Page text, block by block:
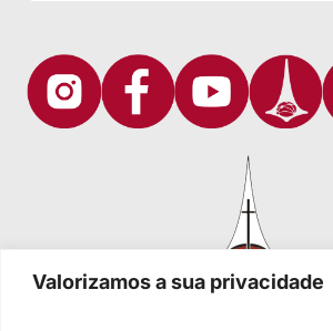
Valorizamos a sua privacidade